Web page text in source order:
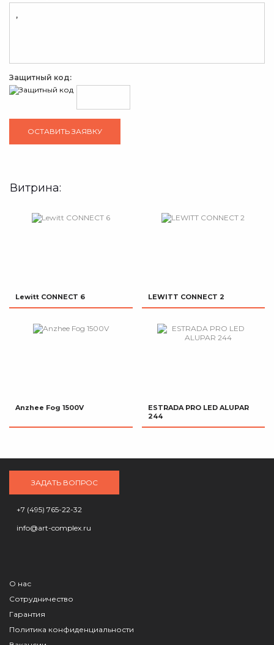
Защитный код:
Витрина:
Lewitt CONNECT 6 LEWITT CONNECT 2
Anzhee Fog 1500V
ESTRADA PRO LED ALUPAR
244
ЗАДАТЬ ВОПРОС
+7 (495) 765-22-32
info@art-complex.ru
О нас
Сотрудничество
Гарантия
Политика конфиденциальности